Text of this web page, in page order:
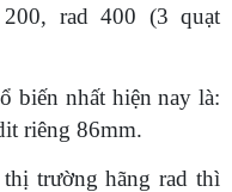
rad 400 (3 quạt
biến nhất hiện nay là:
riêng 86mm.
trường hãng rad thì